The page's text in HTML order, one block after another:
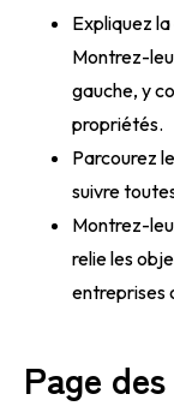
Expliquez
Montrez-
gauche, y
propriétés.
Parcourez
suivre
Montrez-
relie les
entreprises
Page